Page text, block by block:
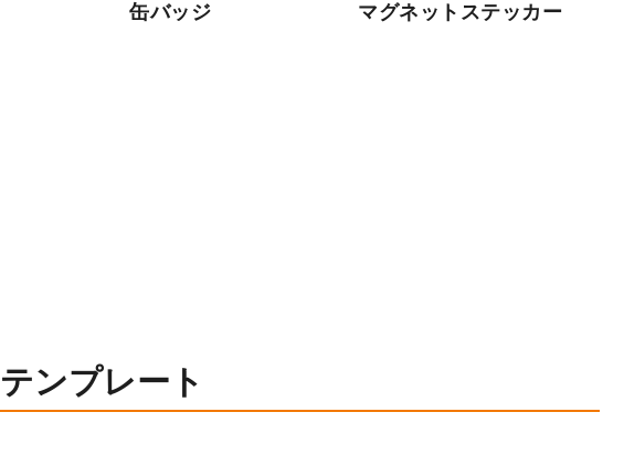
缶バッジ マグネットステッカー
ンプレート